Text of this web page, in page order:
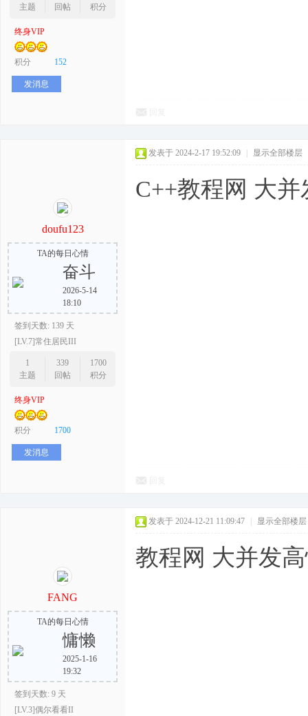
主题
回帖
积分
终身VIP
积分 152
发消息
doufu123
TA的每日心情
奋斗
2026-5-14
18:10
签到天数: 139 天
[LV.7]常住居民III
1
主题
339
回帖
1700
积分
终身VIP
积分 1700
发消息
发表于 2024-2-17 19:52:09 显示全部楼层
C++教程网 大
FANG
TA的每日心情
慵懒
2025-1-16
19:32
签到天数: 9 天
[LV.3]偶尔看看II
发表于 2024-12-21 11:09:47 显示全部楼层
教程网 大并发